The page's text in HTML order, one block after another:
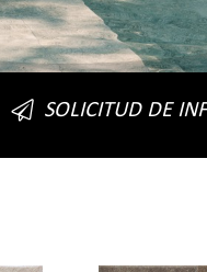
SOLICITUD DE